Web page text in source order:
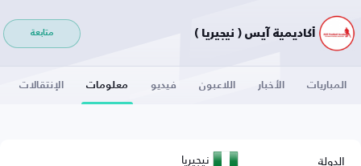
أكاديمية آيس ( نيجيريا ) متابعة
المباريات الأخبار اللاعبون فيديو معلومات الإنتقالات
الدولة نيجيريا